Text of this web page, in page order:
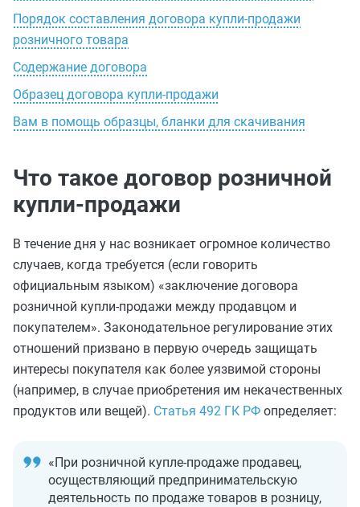
Порядок составления договора купли-продажи
розничного товара
Содержание договора
Образец договора купли-продажи
Вам в помощь образцы, бланки для скачивания
Что такое договор розничной
купли-продажи
В течение дня у нас возникает огромное количество
случаев, когда требуется (если говорить
официальным языком) «заключение договора
розничной купли-продажи между продавцом и
покупателем». Законодательное регулирование этих
отношений призвано в первую очередь защищать
интересы покупателя как более уязвимой стороны
(например, в случае приобретения им некачественных
продуктов или вещей). Статья 492 ГК РФ определяет:
«При розничной купле-продаже продавец,
осуществляющий предпринимательскую
деятельность по продаже товаров в розницу,